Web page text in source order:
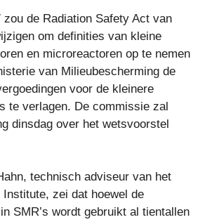
zou de Radiation Safety Act van
om definities van kleine
en microreactoren op te nemen
van Milieubescherming de
voor de kleinere
te verlagen. De commissie zal
dinsdag over het wetsvoorstel
technisch adviseur van het
Institute, zei dat hoewel de
SMR’s wordt gebruikt al tientallen